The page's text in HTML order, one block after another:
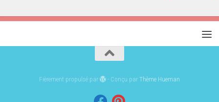
Fièrement propulsé par - Conçu parThème Hueman